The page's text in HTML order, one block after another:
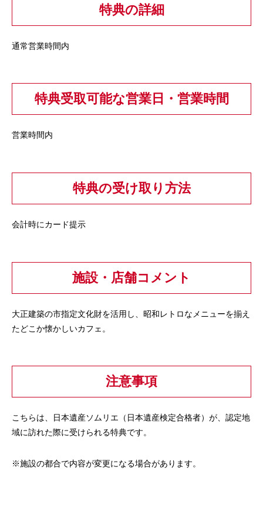
特典の詳細
通常営業時間内
特典受取可能な営業日・営業時間
営業時間内
特典の受け取り方法
会計時にカード提示
施設・店舗コメント
大正建築の市指定文化財を活用し、昭和レトロなメニューを揃え
たどこか懐かしいカフェ。
注意事項
こちらは、日本遺産ソムリエ（日本遺産検定合格者）が、認定地
域に訪れた際に受けられる特典です。
※施設の都合で内容が変更になる場合があります。